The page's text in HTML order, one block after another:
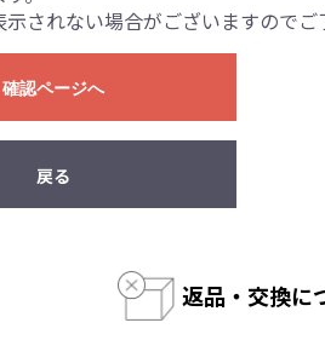
されない場合がございますのでご
確認ページへ
戻る
返品・交換に